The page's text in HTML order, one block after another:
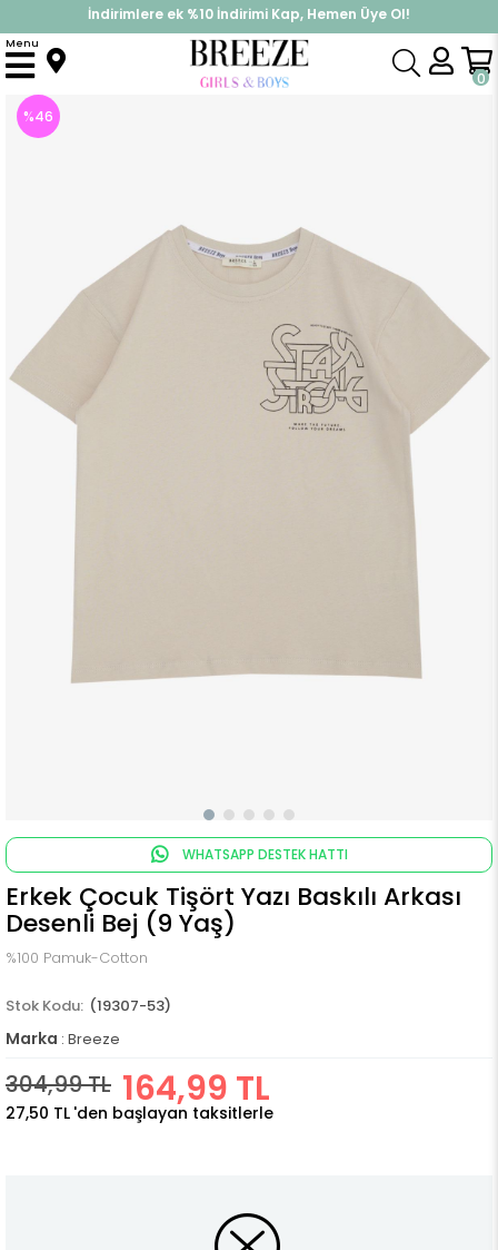
%30 Sepette Yaz İndirimi, Hemen Al!
İndirimlere ek %10 İndirimi Kap, Hemen Üye Ol!
0
Menu
Anasayfa Üst Giyim Tişört Erkek Çocuk Tişört Yazı Baskılı Arkası Desenli Bej (9 Yaş)
%46
WHATSAPP DESTEK HATTI
Erkek Çocuk Tişört Yazı Baskılı Arkası
Desenli Bej (9 Yaş)
%100 Pamuk-Cotton
(19307-53)
Marka : Breeze
304,99 TL 164,99 TL
27,50 TL 'den başlayan taksitlerle